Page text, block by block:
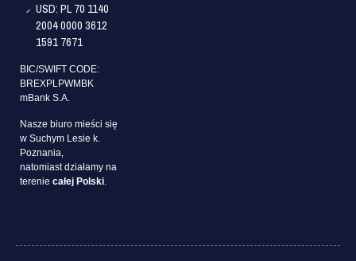
USD: PL 70 1140
2004 0000 3612
1591 7671
BIC/SWIFT CODE:
BREXPLPWMBK
mBank S.A.
Nasze biuro mieści się
w Suchym Lesie k.
Poznania,
natomiast działamy na
terenie całej Polski.